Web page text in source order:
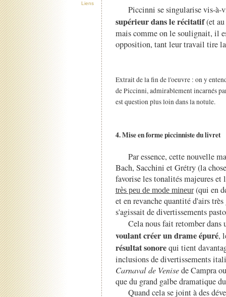
Piccinni se singularise vis-à-
supérieur dans le récitatif(et au
mais comme on le soulignait, il
opposition, tant leur travail tire
Extrait de la fin de l'oeuvre : on y
de Piccinni, admirablement incarnés
est question plus loin dans la notule.
4. Mise en forme piccinniste du livret
Par essence, cette nouvelle
Bach, Sacchini et Grétry (la
favorise les tonalités majeures et
très peu de mode mineur(qui en
et en revanche quantité d'airs
s'agissait de divertissements
Cela nous fait retomber dans
voulant créer un drame épuré,
résultat sonorequi tient
inclusions de divertissements
Carnaval de Venisede Campra
que du grand galbe dramatique
Quand cela se joint à des
Liens